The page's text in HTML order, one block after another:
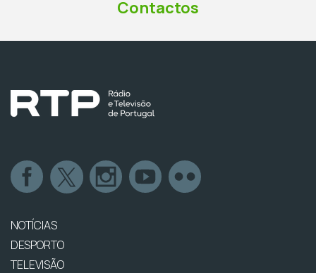
Contactos
NOTÍCIAS
DESPORTO
TELEVISÃO